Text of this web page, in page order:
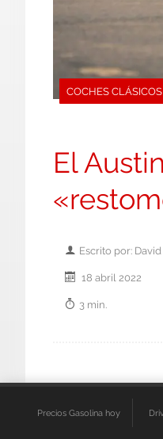
COCHES CLÁSICOS
El
Escrito por:
18 abril 2022
3 min.
Precios Gasolina hoy